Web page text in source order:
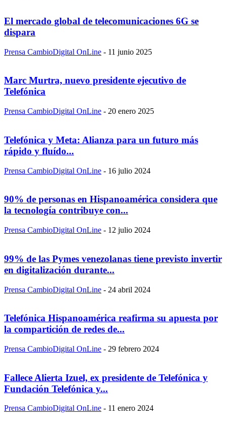
El mercado global de telecomunicaciones 6G se
dispara
Prensa CambioDigital OnLine - 11 junio 2025
Marc Murtra, nuevo presidente ejecutivo de
Telefónica
Prensa CambioDigital OnLine - 20 enero 2025
Telefónica y Meta: Alianza para un futuro más
rápido y fluído...
Prensa CambioDigital OnLine - 16 julio 2024
90% de personas en Hispanoamérica considera que
la tecnología contribuye con...
Prensa CambioDigital OnLine - 12 julio 2024
99% de las Pymes venezolanas tiene previsto invertir
en digitalización durante...
Prensa CambioDigital OnLine - 24 abril 2024
Telefónica Hispanoamérica reafirma su apuesta por
la compartición de redes de...
Prensa CambioDigital OnLine - 29 febrero 2024
Fallece Alierta Izuel, ex presidente de Telefónica y
Fundación Telefónica y...
Prensa CambioDigital OnLine - 11 enero 2024